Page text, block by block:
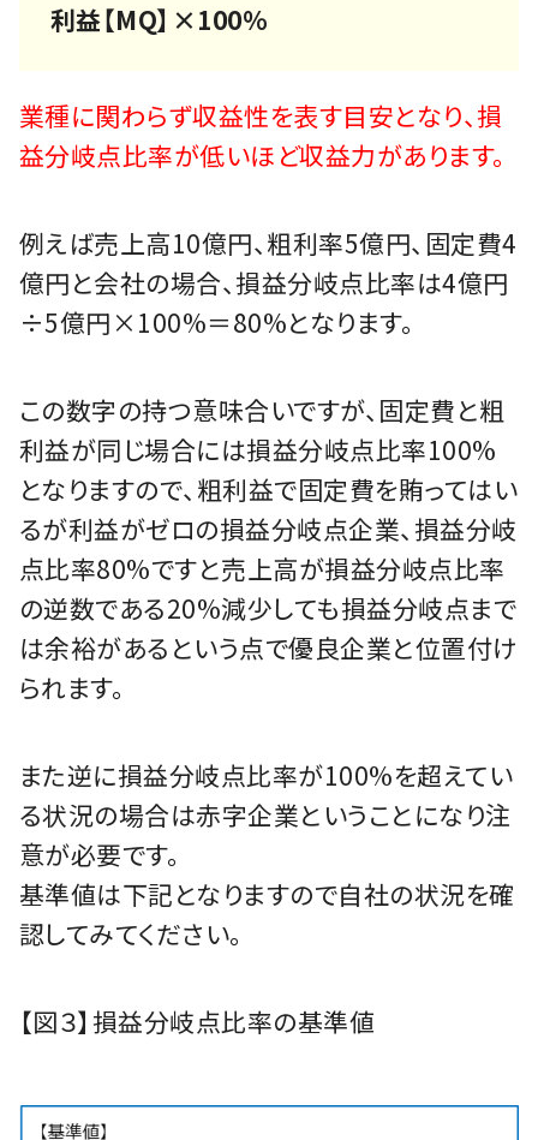
利益【MQ】×100％
業種に関わらず収益性を表す目安となり、損
益分岐点比率が低いほど収益力があります。
例えば売上高10億円、粗利率5億円、固定費4
億円と会社の場合、損益分岐点比率は4億円
÷5億円×100%＝80%となります。
この数字の持つ意味合いですが、固定費と粗
利益が同じ場合には損益分岐点比率100%
となりますので、粗利益で固定費を賄ってはい
るが利益がゼロの損益分岐点企業、損益分岐
点比率80%ですと売上高が損益分岐点比率
の逆数である20%減少しても損益分岐点まで
は余裕があるという点で優良企業と位置付け
られます。
また逆に損益分岐点比率が100%を超えてい
る状況の場合は赤字企業ということになり注
意が必要です。
基準値は下記となりますので自社の状況を確
認してみてください。
【図３】損益分岐点比率の基準値